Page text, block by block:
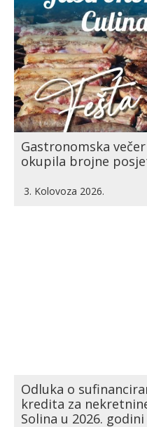
Gastronomska
okupila brojne
3. Kolovoza 2026.
Odluka o
kredita za
Solina u 2026. godini